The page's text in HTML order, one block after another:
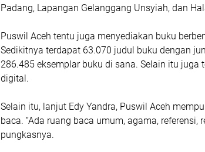
Padang, Lapangan Gelanggang Unsyiah, dan
Puswil Aceh tentu juga menyediakan buku
Sedikitnya terdapat 63.070 judul buku dengan
286.485 eksemplar buku di sana. Selain itu juga
digital.
Selain itu, lanjut Edy Yandra, Puswil Aceh
baca. “Ada ruang baca umum, agama, referensi,
pungkasnya.